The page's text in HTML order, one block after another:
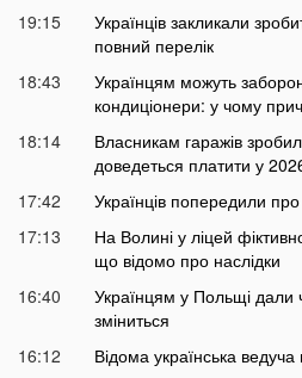
19:15
Українців закликали
повний перелік
18:43
Українцям можуть
кондиціонери: у чому
18:14
Власникам гаражів
доведеться платити у
17:42
Українців попередили
17:13
На Волині у ліцей
що відомо про наслідки
16:40
Українцям у Польщі
зміниться
16:12
Відома українська